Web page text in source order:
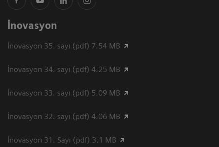
İnovasyon
İnovasyon 35. sayı (pdf) 7.54 MB
İnovasyon 34. sayı (pdf) 4.25 MB
İnovasyon 33. sayı (pdf) 5.09 MB
İnovasyon 32. sayı (pdf) 4.06 MB
İnovasyon 31. Sayı (pdf) 3.1 MB